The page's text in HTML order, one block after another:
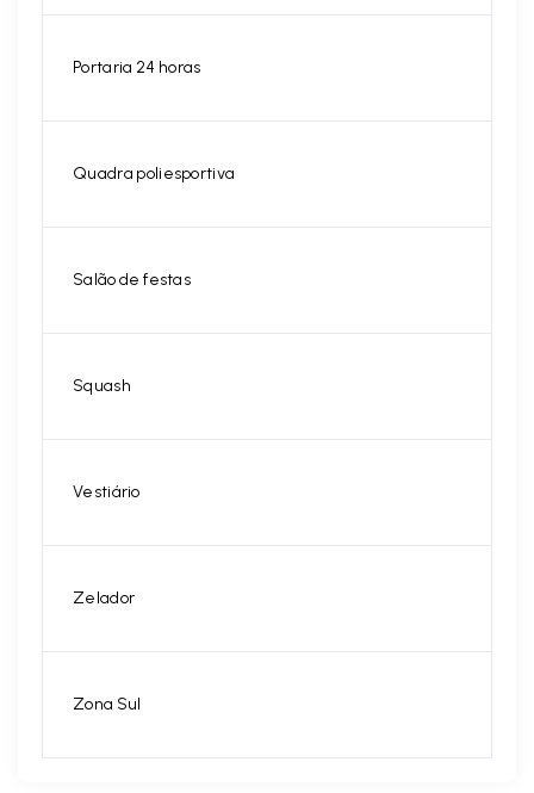
Portaria 24 horas
Quadra poliesportiva
Salão de festas
Squash
Vestiário
Zelador
Zona Sul